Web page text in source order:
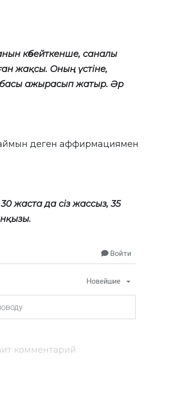
көбейткенше, саналы
жақсы. Оның үстіне,
ажырасып жатыр. Әр
деген аффирмациямен
жаста да сіз жассыз, 35
Войти
Новейшие
комментарий